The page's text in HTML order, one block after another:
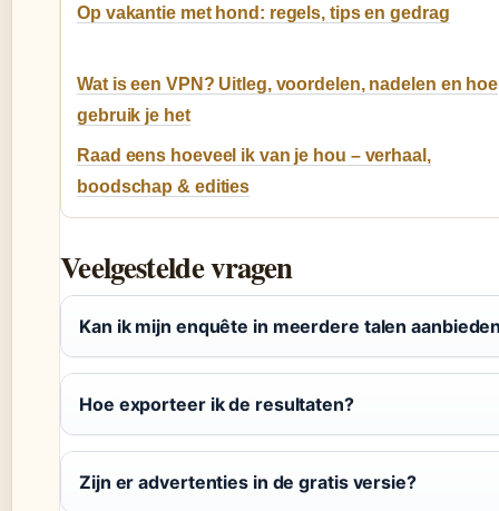
Op vakantie met hond: regels, tips en gedrag
Wat is een VPN? Uitleg, voordelen, nadelen en hoe
gebruik je het
Raad eens hoeveel ik van je hou – verhaal,
boodschap & edities
Veelgestelde vragen
Kan ik mijn enquête in meerdere talen
Hoe exporteer ik de resultaten?
Zijn er advertenties in de gratis versie?